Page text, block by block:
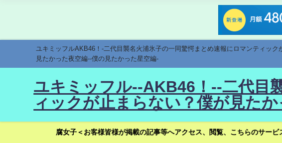
ユキミッフルAKB46！-二代目襲名火浦氷子の一同驚愕まとめ速報にロマンティッ
見たかった夜空編--僕の見たかった星空編-
ユキミッフル--AKB46！--二代目
ィックが止まらない？僕が見た
腐女子＜お客様皆様が掲載の記事等へアクセス、閲覧、こちらのサー